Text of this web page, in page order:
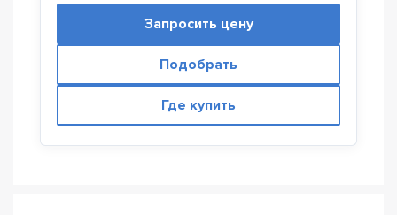
Запросить цену
Подобрать
Где купить